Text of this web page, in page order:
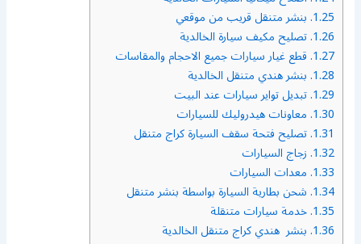
1.25. بنشر متنقل قريب من موقعي
1.26. تصليح مكيف سيارة الخالدية
1.27. قطع غيار سيارات جميع الاحجام والمقاسات
1.28. بنشر هندي متنقل الخالدية
1.29. تبديل تواير سيارات عند البيت
1.30. معاونات هيدروليك للسيارات
1.31. تصليح فتحة سقف السيارة كراج متنقل
1.32. زجاج السيارات
1.33. معدات السيارات
1.34. شحن بطارية السيارة بواسطة بنشر متنقل
1.35. خدمة سيارات متنقلة
1.36. بنشر هندي كراج متنقل الخالدية